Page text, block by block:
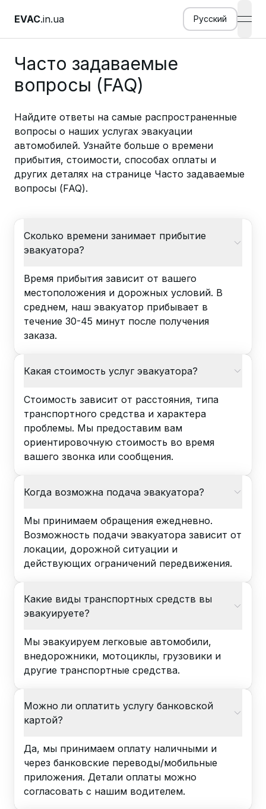
EVAC.in.ua Русский
Часто задаваемые
вопросы (FAQ)
Найдите ответы на самые распространенные
вопросы о наших услугах эвакуации
автомобилей. Узнайте больше о времени
прибытия, стоимости, способах оплаты и
других деталях на странице Часто задаваемые
вопросы (FAQ).
Сколько времени занимает прибытие
эвакуатора?
Время прибытия зависит от вашего
местоположения и дорожных условий. В
среднем, наш эвакуатор прибывает в
течение 30-45 минут после получения
заказа.
Какая стоимость услуг эвакуатора?
Стоимость зависит от расстояния, типа
транспортного средства и характера
проблемы. Мы предоставим вам
ориентировочную стоимость во время
вашего звонка или сообщения.
Когда возможна подача эвакуатора?
Мы принимаем обращения ежедневно.
Возможность подачи эвакуатора зависит от
локации, дорожной ситуации и
действующих ограничений передвижения.
Какие виды транспортных средств вы
эвакуируете?
Мы эвакуируем легковые автомобили,
внедорожники, мотоциклы, грузовики и
другие транспортные средства.
Можно ли оплатить услугу банковской
картой?
Да, мы принимаем оплату наличными и
через банковские переводы/мобильные
приложения. Детали оплаты можно
согласовать с нашим водителем.